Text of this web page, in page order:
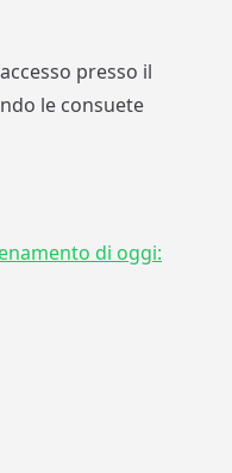
presso il
le consuete
di oggi: